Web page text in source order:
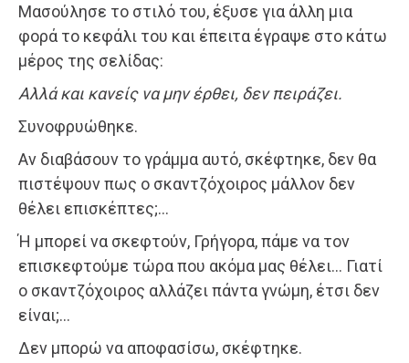
Μασούλησε το στιλό του, έξυσε για άλλη μια
φορά το κεφάλι του και έπειτα έγραψε στο κάτω
μέρος της σελίδας:
Αλλά και κανείς να μην έρθει, δενπειράζει.
Συνοφρυώθηκε.
Αν διαβάσουν το γράμμα αυτό, σκέφτηκε, δεν θα
πιστέψουν πως ο σκαντζόχοιρος μάλλον δεν
θέλει επισκέπτες;…
Ή μπορεί να σκεφτούν, Γρήγορα, πάμε να τον
επισκεφτούμε τώρα που ακόμα μας θέλει… Γιατί
ο σκαντζόχοιρος αλλάζει πάντα γνώμη, έτσι δεν
είναι;…
Δεν μπορώ να αποφασίσω, σκέφτηκε.